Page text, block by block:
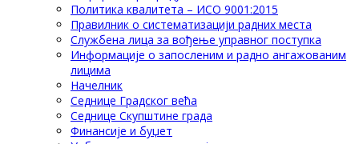
Политика квалитета – ИСО 9001:2015
Правилник о систематизацији радних места
Службена лица за вођење управног поступка
Информације о запосленим и радно ангажованим
лицима
Начелник
Седнице Градског већа
Седнице Скупштине града
Финансије и буџет